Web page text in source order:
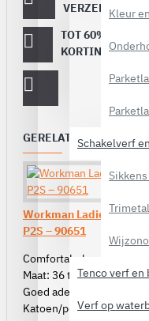
Kleur
Schakelverf
Tenco verf en
Verf op
VERZENDING
TOT 60%
KORTING
GERELATEERDE
Workman Ladies
P2S – 90651
Comfortabele werkbroek
Maat: 36 t/m 44
Goed ademend
Katoen/polyester